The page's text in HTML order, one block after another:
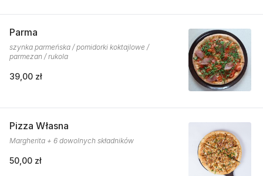
Parma
szynka parmeńska / pomidorki koktajlowe /
parmezan / rukola
39,00 zł
Pizza Własna
Margherita + 6 dowolnych składników
50,00 zł